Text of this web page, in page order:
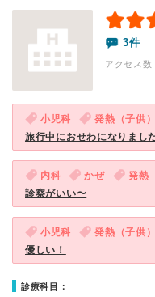
3件
アクセス
小児科 発熱（子供）
旅行中におせわになりました
内科 かぜ 発熱
診察がいい〜
小児科 発熱（子供）
優しい！
診療科目：